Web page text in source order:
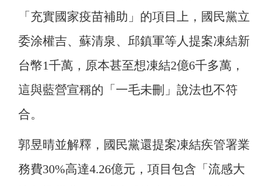
「充實國家疫苗補助」的項目上，國民黨立
委涂權吉、蘇清泉、邱鎮軍等人提案凍結新
台幣1千萬，原本甚至想凍結2億6千多萬，
這與藍營宣稱的「一毛未刪」說法也不符
合。
郭昱晴並解釋，國民黨還提案凍結疾管署業
務費30%高達4.26億元，項目包含「流感大